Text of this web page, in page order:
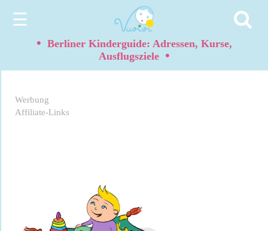
☰
• Berliner Kinderguide: Adressen, Kurse,
Ausflugsziele •
Werbung
Affiliate-Links